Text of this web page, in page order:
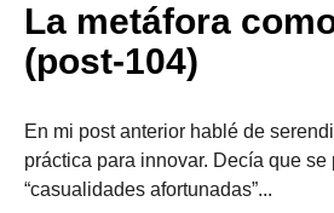
La metáfora
(post-104)
En mi post anterior hablé de
práctica para innovar. Decía que
“casualidades afortunadas”...